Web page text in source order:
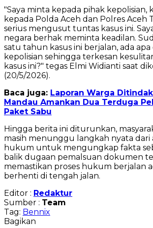
"Saya minta kepada pihak kepolisian,
kepada Polda Aceh dan Polres Aceh
serius mengusut tuntas kasus ini.
negara berhak meminta keadilan.
satu tahun kasus ini berjalan, ada
kepolisian sehingga terkesan
kasus ini?" tegas Elmi Widianti saat
(20/5/2026).
Baca juga: Laporan Warga
Mandau Amankan Dua Terduga
Paket Sabu
Hingga berita ini diturunkan,
masih menunggu langkah nyata dari
hukum untuk mengungkap fakta
balik dugaan pemalsuan dokumen
memastikan proses hukum berjalan
berhenti di tengah jalan.
Editor : Redaktur
Sumber : Team
Tag: Bennix
Bagikan